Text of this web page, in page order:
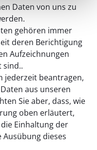
Daten von uns zu
gehören immer
deren Berichtigung
Aufzeichnungen
sind..
jederzeit beantragen,
aus unseren
Sie aber, dass, wie
oben erläutert,
Einhaltung der
Ausübung dieses